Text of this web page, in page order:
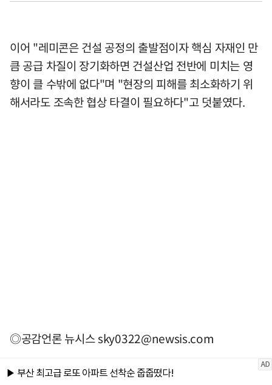
이어 "레미콘은 건설 공정의 출발점이자 핵심 자재인 만
큼 공급 차질이 장기화하면 건설산업 전반에 미치는 영
향이 클 수밖에 없다"며 "현장의 피해를 최소화하기 위
해서라도 조속한 협상 타결이 필요하다"고 덧붙였다.
◎공감언론 뉴시스sky0322@newsis.com